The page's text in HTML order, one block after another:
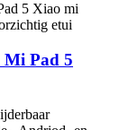
Mi Pad 5